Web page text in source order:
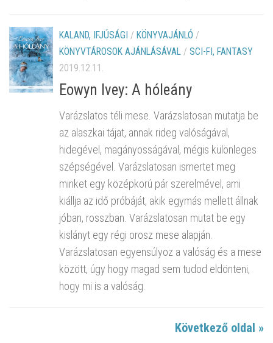
KALAND, IFJÚSÁGI / KÖNYVAJÁNLÓ /
KÖNYVTÁROSOK AJÁNLÁSÁVAL / SCI-FI, FANTASY
2019.12.11.
Eowyn Ivey: A hóleány
Varázslatos téli mese. Varázslatosan mutatja be
az alaszkai tájat, annak rideg valóságával,
hidegével, magányosságával, mégis különleges
szépségével. Varázslatosan ismertet meg
minket egy középkorú pár szerelmével, ami
kiállja az idő próbáját, akik egymás mellett állnak
jóban, rosszban. Varázslatosan mutat be egy
kislányt egy régi orosz mese alapján.
Varázslatosan egyensúlyoz a valóság és a mese
között, úgy hogy magad sem tudod eldönteni,
hogy mi is a valóság.
Következő oldal »